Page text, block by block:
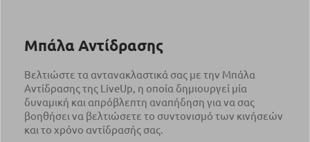
Μπάλα Αντίδρασης
Βελτιώστε τα αντανακλαστικά σας με την Μπάλα
Αντίδρασης της LiveUp, η οποία δημιουργεί μία
δυναμική και απρόβλεπτη αναπήδηση για να σας
βοηθήσει να βελτιώσετε το συντονισμό των κινήσεών
και το χρόνο αντίδρασής σας.